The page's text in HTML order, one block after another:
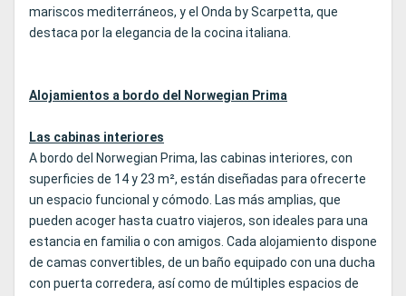
mariscos mediterráneos, y el Onda by Scarpetta, que
destaca por la elegancia de la cocina italiana.
Alojamientos a bordo del Norwegian Prima
Las cabinas interiores
A bordo del Norwegian Prima, las cabinas interiores, con
superficies de 14 y 23 m², están diseñadas para ofrecerte
un espacio funcional y cómodo. Las más amplias, que
pueden acoger hasta cuatro viajeros, son ideales para una
estancia en familia o con amigos. Cada alojamiento dispone
de camas convertibles, de un baño equipado con una ducha
con puerta corredera, así como de múltiples espacios de